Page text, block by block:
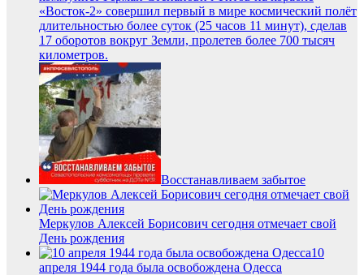
«Восток-2» совершил первый в мире космический полёт
длительностью более суток (25 часов 11 минут), сделав
17 оборотов вокруг Земли, пролетев более 700 тысяч
километров.
Восстанавливаем забытое
Меркулов Алексей Борисович сегодня отмечает свой
День рождения
10
апреля 1944 года была освобождена Одесса